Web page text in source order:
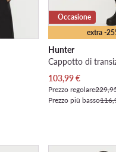
extra -
Occasione
Hunter
Cappotto di
Prezzo attuale
103,99€
Prezzo regolare
Prezzo più basso